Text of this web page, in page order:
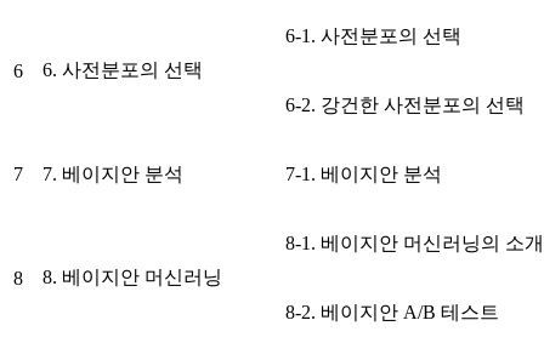
6 6. 사전분포의 선택
6-1. 사전분포의 선택
6-2. 강건한 사전분포의 선택
7 7. 베이지안 분석 7-1. 베이지안 분석
8 8. 베이지안 머신러닝
8-1. 베이지안 머신러닝의 소개
8-2. 베이지안 A/B 테스트